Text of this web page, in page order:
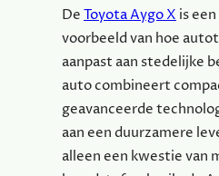
DeToyota Aygo X is
voorbeeld van hoe
aanpast aan stedelijke
auto combineert
geavanceerde
aan een duurzamere
alleen een kwestie van